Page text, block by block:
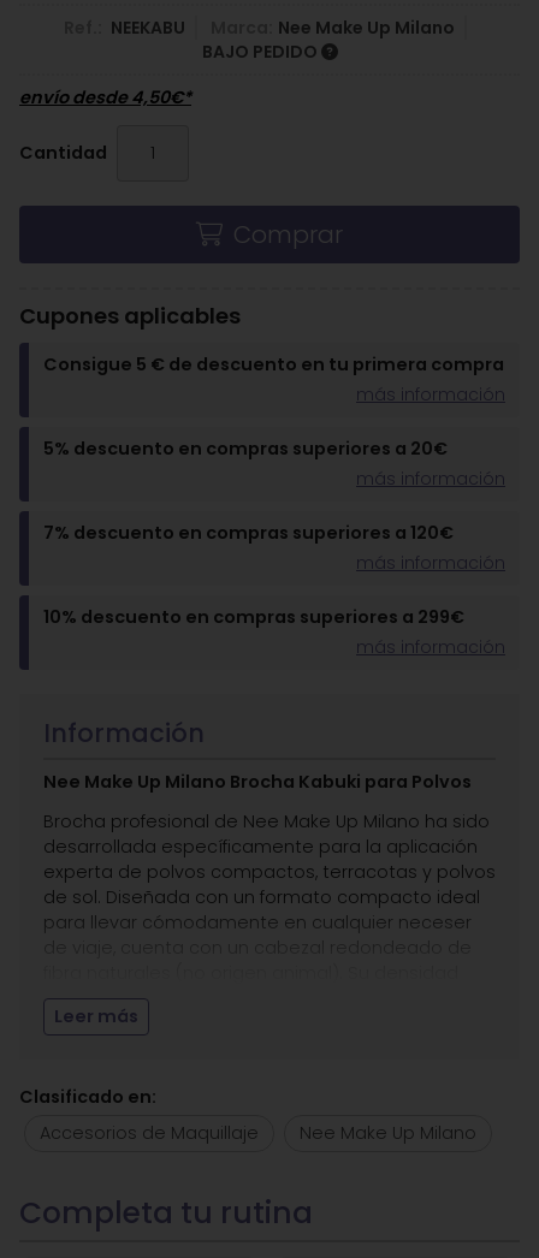
NEEKABU
Nee Make Up Milano
BAJO PEDIDO
envío desde4,50€*
Cantidad
Comprar
Cupones aplicables
Consigue 5 € de descuento en tu primera compra
más información
5% descuento en compras superiores a 20€
más información
7% descuento en compras superiores a 120€
más información
10% descuento en compras superiores a 299€
más información
Información
Nee Make Up Milano Brocha Kabuki para Polvos
Brocha profesional de Nee Make Up Milano ha sido
desarrollada específicamente para la aplicación
experta de polvos compactos, terracotas y polvos
de sol. Diseñada con un formato compacto ideal
para llevar cómodamente en cualquier neceser
equilibrada distribuye el producto de manera
impecable sobre el rostro, garantizando un
Beneficiosde la Brocha Kabuki:
Cerdas botánicas de última generación que
irregularidades ni manchas..
Diseño compacto y ergonómico.
Leer más
Clasificado en:
Accesorios de Maquillaje
Nee Make Up Milano